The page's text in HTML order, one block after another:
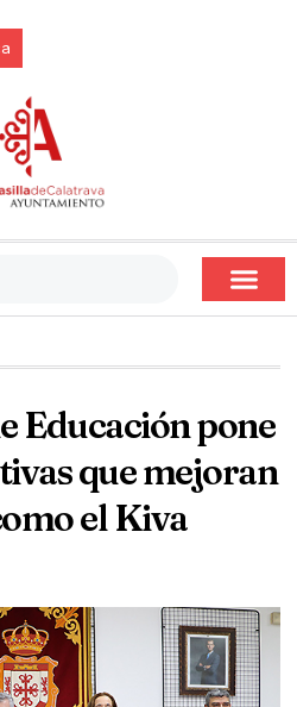
Educación pone
que mejoran
el Kiva